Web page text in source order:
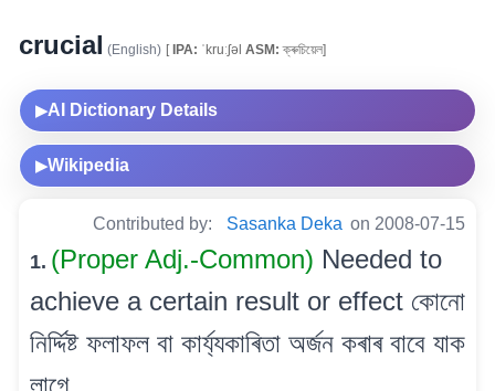
crucial (English) [IPA: ˈkruːʃəl ASM: ক্ৰুচিয়েল]
▶AI Dictionary Details
▶Wikipedia
Contributed by: Sasanka Deka on 2008-07-15
1. (Proper Adj.-Common) Needed to
achieve a certain result or effect কোনো
নিৰ্দ্দিষ্ট ফলাফল বা কাৰ্য্যকাৰিতা অৰ্জন কৰাৰ বাবে যাক